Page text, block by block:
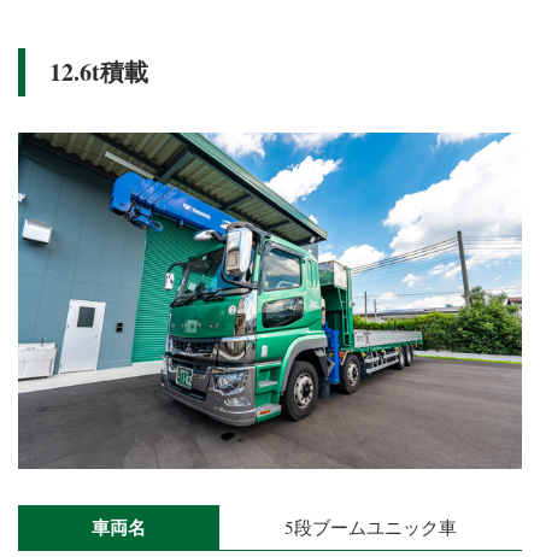
12.6t積載
車両名 5段ブームユニック車